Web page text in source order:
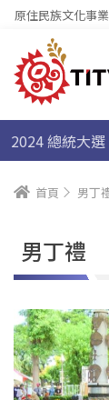
原住民族文化事
2024 總統大選
首頁 男丁
男丁禮